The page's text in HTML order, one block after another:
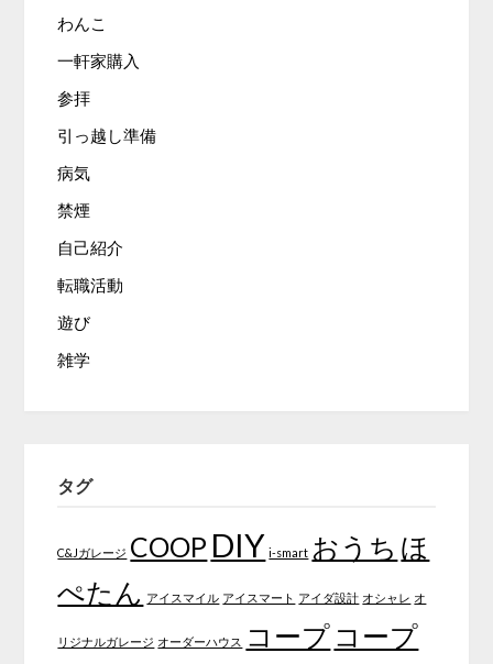
わんこ
一軒家購入
参拝
引っ越し準備
病気
禁煙
自己紹介
転職活動
遊び
雑学
タグ
C&Jガレージ COOP DIY i-smart おうち ほ
ぺたん アイスマイル アイスマート アイダ設計 オシャレ オ
リジナルガレージ オーダーハウス コープ コープ